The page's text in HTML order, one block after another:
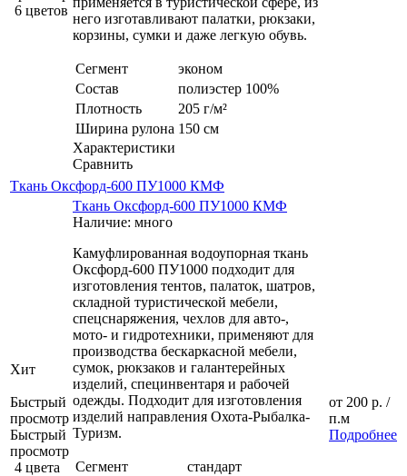
6 цветов
него изготавливают палатки, рюкзаки,
корзины, сумки и даже легкую обувь.
Сегмент
эконом
Состав
полиэстер 100%
Плотность
205 г/м²
Ширина рулона 150 см
Характеристики
Сравнить
Ткань Оксфорд-600 ПУ1000 КМФ
Хит
Быстрый
просмотр
Быстрый
просмотр
4 цвета
Ткань Оксфорд-600 ПУ1000 КМФ
Наличие: много
Камуфлированная водоупорная ткань
Оксфорд-600 ПУ1000 подходит для
изготовления тентов, палаток, шатров,
складной туристической мебели,
спецснаряжения, чехлов для авто-,
мото- и гидротехники, применяют для
производства бескаркасной мебели,
сумок, рюкзаков и галантерейных
изделий, специнвентаря и рабочей
одежды. Подходит для изготовления
изделий направления Охота-Рыбалка-
Туризм.
Сегмент
стандарт
от 200 р. /
п.м
Подробнее